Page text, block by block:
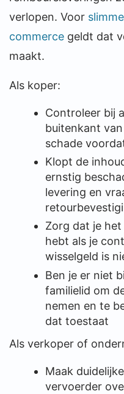
verlopen. Voor
commerce geldt dat
maakt.
Als koper:
Controleer bij
buitenkant
schade
Klopt de
ernstig
levering en
Zorg dat je
hebt als je
wisselgeld is
Ben je er niet
familielid om
nemen en te
dat toestaat
Als verkoper of
Maak
vervoerder